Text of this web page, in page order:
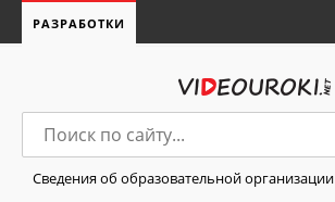
РАЗРАБОТКИ
Сведения об образовательной организации